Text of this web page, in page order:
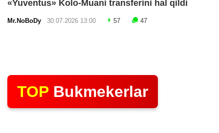
«Yuventus» Kolo-Muani transferini hal qildi
Mr.NoBoDy 30.07.2026 13:00 57 47
TOP Bukmekerlar